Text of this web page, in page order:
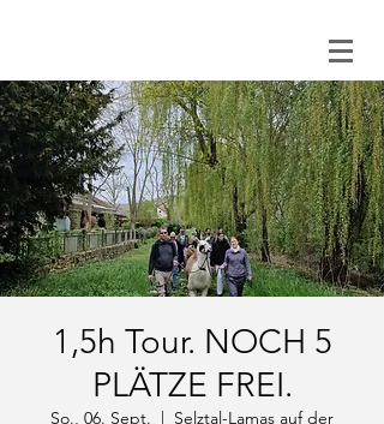
1,5h Tour. NOCH 5
PLÄTZE FREI.
So., 06. Sept.
  |
Selztal-Lamas auf der